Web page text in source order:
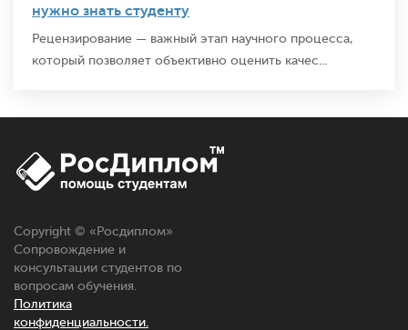
нужно знать студенту
Рецензирование — важный этап научного процесса,
который позволяет объективно оценить качес...
Copyright © « Росдиплом»
Сопровождение и
консультации студентов по
вопросам обучения.
Политика
конфиденциальности.